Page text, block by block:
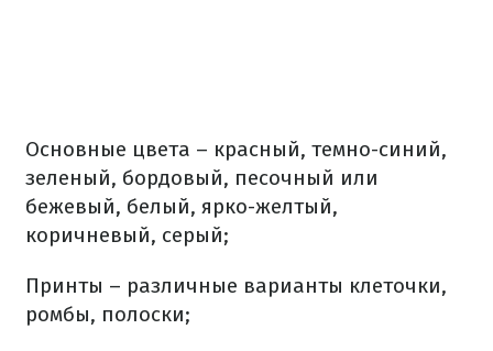
Основные цвета – красный, темно-синий,
зеленый, бордовый, песочный или
бежевый, белый, ярко-желтый,
коричневый, серый;
Принты – различные варианты клеточки,
ромбы, полоски;